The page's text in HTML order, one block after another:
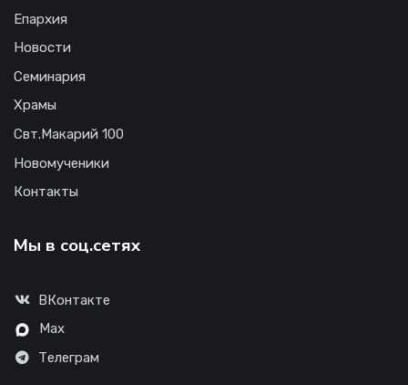
Епархия
Новости
Семинария
Храмы
Свт.Макарий 100
Новомученики
Контакты
Мы в соц.сетях
ВКонтакте
Max
Телеграм